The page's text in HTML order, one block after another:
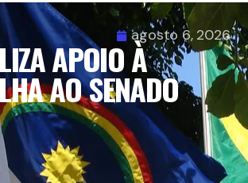
agosto 6, 2026
APOIO À
AO SENADO